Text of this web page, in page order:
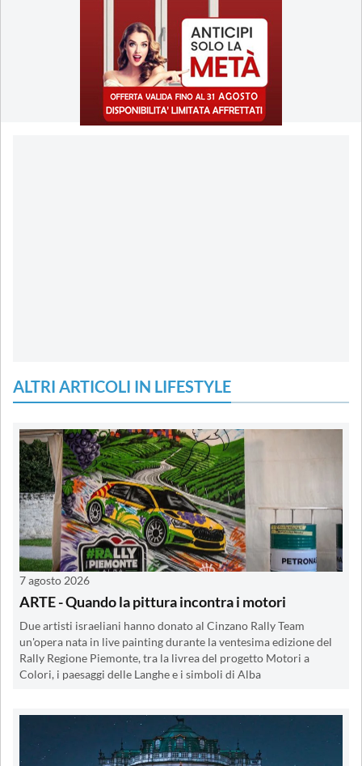
ALTRI ARTICOLI IN LIFESTYLE
7 agosto 2026
ARTE - Quando la pittura incontra i motori
Due artisti israeliani hanno donato al Cinzano Rally Team
un'opera nata in live painting durante la ventesima edizione del
Rally Regione Piemonte, tra la livrea del progetto Motori a
Colori, i paesaggi delle Langhe e i simboli di Alba